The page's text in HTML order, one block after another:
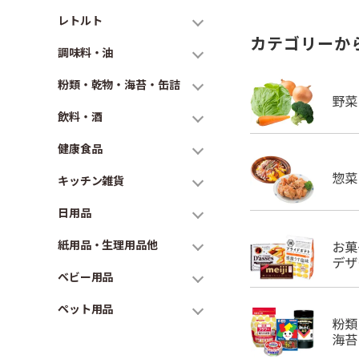
レトルト
調味料・油
粉類・乾物・海苔・缶詰
飲料・酒
健康食品
キッチン雑貨
日用品
紙用品・生理用品他
ベビー用品
ペット用品
カテゴリーか